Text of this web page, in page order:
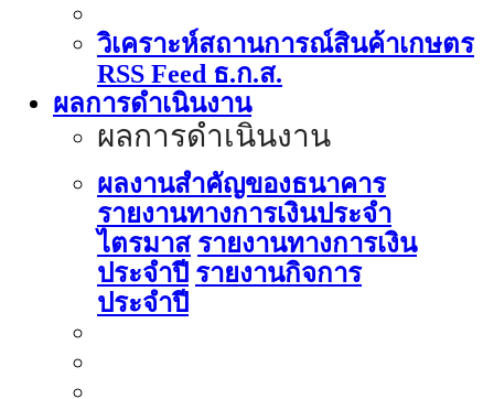
วิเคราะห์สถานการณ์สินค้าเกษตร
RSS Feed ธ.ก.ส.
ผลการดำเนินงาน
ผลการดำเนินงาน
ผลงานสำคัญของธนาคาร
รายงานทางการเงินประจำ
ไตรมาส รายงานทางการเงิน
ประจำปี รายงานกิจการ
ประจำปี